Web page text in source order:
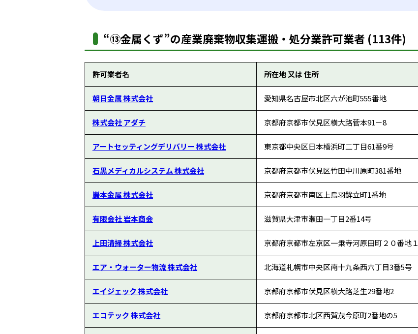
“⑬金属くず”の産業廃棄物収集運搬・処分業許可業者 (113件)
許可業者名 所在地 又は 住所
朝日金属 株式会社 愛知県名古屋市北区六が池町555番地
株式会社 アダチ 京都府京都市伏見区横大路菅本91－8
アートセッティングデリバリー 株式会社 東京都中央区日本橋浜町二丁目61番9号
石黒メディカルシステム 株式会社 京都府京都市伏見区竹田中川原町381番地
巖本金属 株式会社 京都府京都市南区上鳥羽鉾立町1番地
有限会社 岩本商会 滋賀県大津市瀬田一丁目2番14号
上田清掃 株式会社 京都府京都市左京区一乗寺河原田町２０番地１
エア・ウォーター物流 株式会社 北海道札幌市中央区南十九条西六丁目3番5号
エイジェック 株式会社 京都府京都市伏見区横大路芝生29番地2
エコテック 株式会社 京都府京都市北区西賀茂今原町2番地の5